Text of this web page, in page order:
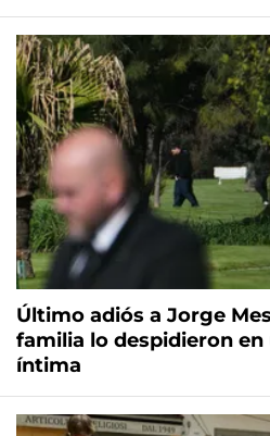
Último adiós a Jorge
familia lo despidieron en
íntima